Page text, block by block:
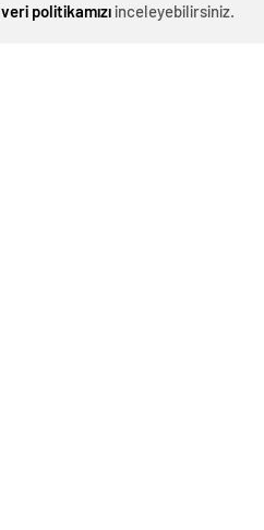
veri politikamızıinceleyebilirsiniz.